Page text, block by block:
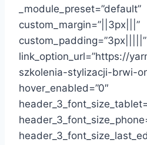
_module_preset=”default”
custom_margin=”||3px|||”
custom_padding=”3px|||||”
link_option_url=”https://
szkolenia-stylizacji-brwi-
hover_enabled=”0″